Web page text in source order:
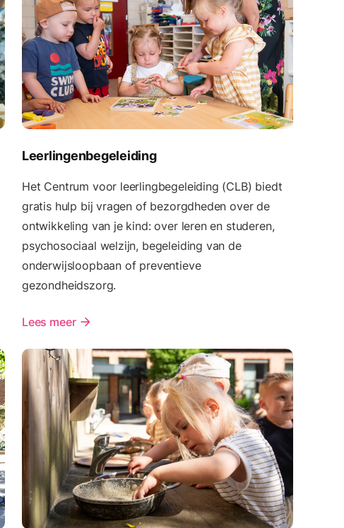
Leerlingenbegeleiding
Het Centrum voor leerlingbegeleiding (CLB) biedt
gratis hulp bij vragen of bezorgdheden over de
ontwikkeling van je kind: over leren en studeren,
psychosociaal welzijn, begeleiding van de
onderwijsloopbaan of preventieve
gezondheidszorg.
Lees meer arrow_forward